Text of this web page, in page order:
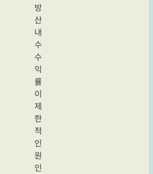
방
산
내
수
수
익
률
이
제
한
적
인
원
인